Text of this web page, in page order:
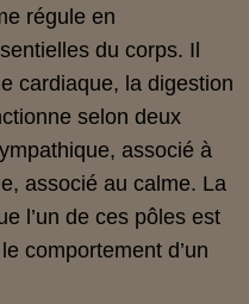
régule en
du corps. Il
cardiaque, la digestion
selon deux
associé à
associé au calme. La
l’un de ces pôles est
comportement d’un